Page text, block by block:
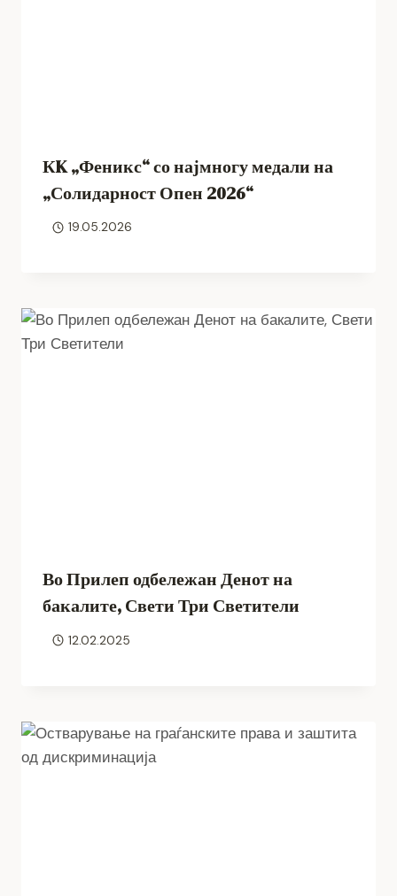
КK „Феникс“ со најмногу медали на
„Солидарност Опен 2026“
19.05.2026
Во Прилеп одбележан Денот на
бакалите, Свети Три Светители
12.02.2025